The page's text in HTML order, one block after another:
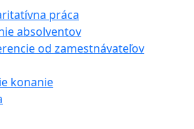
práca
absolventov
od zamestnávateľov
konanie